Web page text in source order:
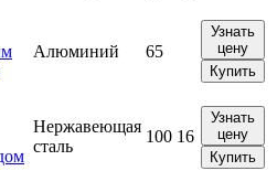
Алюминий 65
Узнать
цену
Купить
Нержавеющая
сталь
100 16
Узнать
цену
Купить